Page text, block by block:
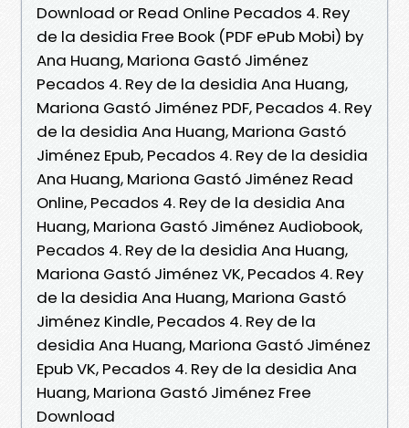
Download or Read Online Pecados 4. Rey
de la desidia Free Book (PDF ePub Mobi) by
Ana Huang, Mariona Gastó Jiménez
Pecados 4. Rey de la desidia Ana Huang,
Mariona Gastó Jiménez PDF, Pecados 4. Rey
de la desidia Ana Huang, Mariona Gastó
Jiménez Epub, Pecados 4. Rey de la desidia
Ana Huang, Mariona Gastó Jiménez Read
Online, Pecados 4. Rey de la desidia Ana
Huang, Mariona Gastó Jiménez Audiobook,
Pecados 4. Rey de la desidia Ana Huang,
Mariona Gastó Jiménez VK, Pecados 4. Rey
de la desidia Ana Huang, Mariona Gastó
Jiménez Kindle, Pecados 4. Rey de la
desidia Ana Huang, Mariona Gastó Jiménez
Epub VK, Pecados 4. Rey de la desidia Ana
Huang, Mariona Gastó Jiménez Free
Download